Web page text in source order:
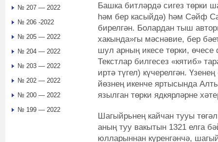
Башка битләрдә сигез төрки
һәм бер касыйдә) һәм Сәйф
бирелгән. Болардан тыш
хакында»гы мәснәвие, бер
шул арның икесе төрки,
Текстлар билгесез «кятиб»
иртә түгел) күчерелгән.
йөзнең икенче яртысында
язылган төрки ядкярләрне
Шагыйрьнең кайчан тууы
аның туу вакытын 1321 елга
юлларыннан күренгәнчә,
№ 207 — 2022
№ 206 -2022
№ 205 — 2022
№ 204 — 2022
№ 203 — 2022
№ 202 — 2022
№ 200 — 2022
№ 199 — 2022